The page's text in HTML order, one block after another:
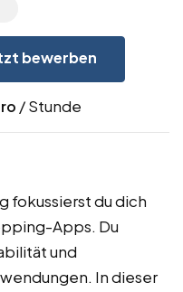
bewerben
/ Stunde
fokussierst du dich
Apps. Du
und
In dieser